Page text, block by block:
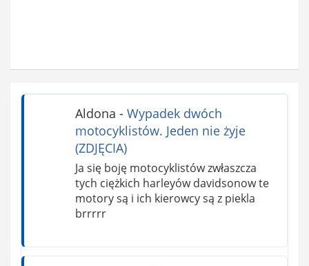
Aldona - Wypadek dwóch
motocyklistów. Jeden nie żyje
(ZDJĘCIA)
Ja się boję motocyklistów zwłaszcza
tych ciężkich harleyów davidsonow te
motory są i ich kierowcy są z piekla
brrrrr